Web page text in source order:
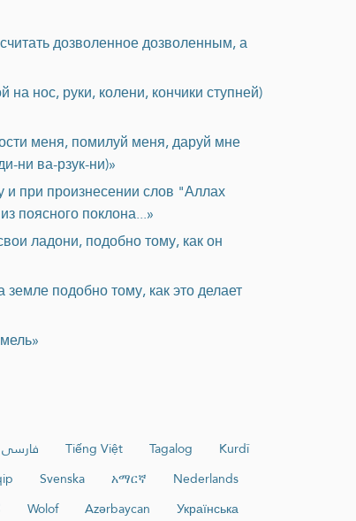
дозволенное дозволенным, а
нос, руки, колени, кончики ступней)
меня, помилуй меня, даруй мне
ни ва-рзук-ни)»
и при произнесении слов "Аллах
поясного поклона...»
ладони, подобно тому, как он
подобно тому, как это делает
فارسی Tiếng Việt Tagalog
Kurdî
Svenska አማርኛ
Nederlands
Wolof Azərbaycan
Українська